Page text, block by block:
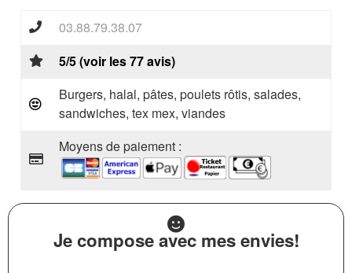
03.88.79.38.07
5/5 (voir les 77 avis)
Burgers, halal, pâtes, poulets rôtis, salades,
sandwiches, tex mex, viandes
Moyens de paiement :
Je compose avec mes envies!